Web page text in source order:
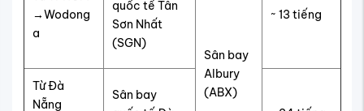
Sân bay
Albury
(ABX)
→Wodong
a
quốc tế Tân
Sơn Nhất
(SGN)
~ 13 tiếng
Từ Đà
Nẵng
Sân bay